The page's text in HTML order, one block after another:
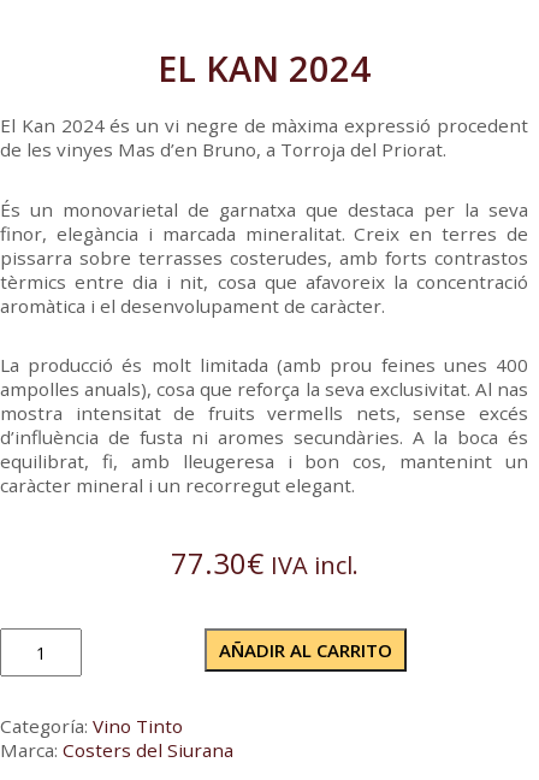
EL KAN 2024
El Kan 2024 és un vi negre de màxima expressió procedent
de les vinyes Mas d’en Bruno, a Torroja del Priorat.
És un monovarietal de garnatxa que destaca per la seva
finor, elegància i marcada mineralitat. Creix en terres de
pissarra sobre terrasses costerudes, amb forts contrastos
tèrmics entre dia i nit, cosa que afavoreix la concentració
aromàtica i el desenvolupament de caràcter.
La producció és molt limitada (amb prou feines unes 400
ampolles anuals), cosa que reforça la seva exclusivitat. Al nas
mostra intensitat de fruits vermells nets, sense excés
d’influència de fusta ni aromes secundàries. A la boca és
equilibrat, fi, amb lleugeresa i bon cos, mantenint un
caràcter mineral i un recorregut elegant.
77.30€ IVA incl.
AÑADIR AL CARRITO
Categoría: Vino Tinto
Marca: Costers del Siurana